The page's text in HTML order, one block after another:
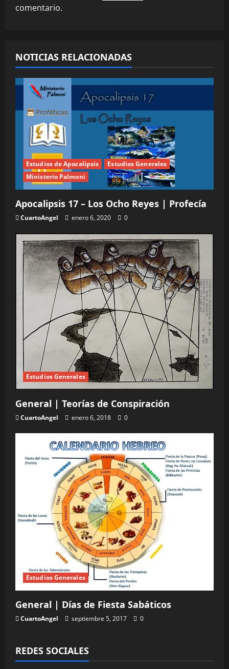
comentario.
NOTICIAS RELACIONADAS
Estudios de Apocalipsis
Estudios Generales
Ministerio Palmoni
Apocalipsis 17 – Los Ocho Reyes | Profecía
CuartoAngel enero 6, 2020 0
Estudios Generales
General | Teorías de Conspiración
CuartoAngel enero 6, 2018 0
Estudios Generales
General | Días de Fiesta Sabáticos
CuartoAngel septiembre 5, 2017 0
REDES SOCIALES